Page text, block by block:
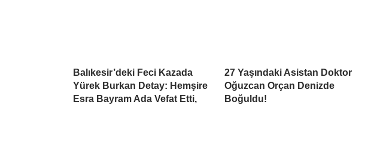
Balıkesir’deki Feci Kazada
Yürek Burkan Detay: Hemşire
Esra Bayram Ada Vefat Etti,
27 Yaşındaki Asistan Doktor
Oğuzcan Orçan Denizde
Boğuldu!